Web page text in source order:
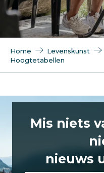
Home Levenskunst
Hoogtetabellen
La Croix Blanche
La Rossetaz
Lodge Le Chasse
Le Bacchus
Le Wetzet
Mis niets
nieuws